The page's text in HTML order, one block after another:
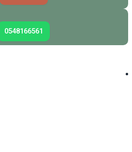
0548166561